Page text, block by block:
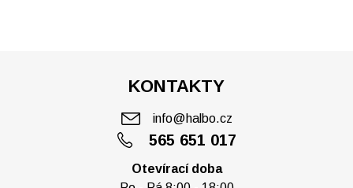
KONTAKTY
565 651 017
info@halbo.cz
Otevírací doba